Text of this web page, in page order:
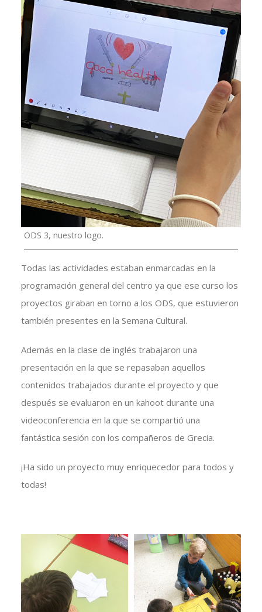
ODS 3, nuestro logo.
Todas las actividades estaban enmarcadas en la
programación general del centro ya que ese curso los
proyectos giraban en torno a los ODS, que estuvieron
también presentes en la Semana Cultural.
Además en la clase de inglés trabajaron una
presentación en la que se repasaban aquellos
contenidos trabajados durante el proyecto y que
después se evaluaron en un kahoot durante una
videoconferencia en la que se compartió una
fantástica sesión con los compañeros de Grecia.
¡Ha sido un proyecto muy enriquecedor para todos y
todas!